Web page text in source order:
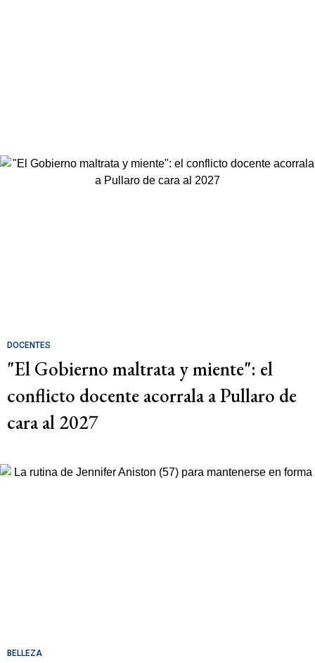
DOCENTES
"El Gobierno maltrata y miente": el
conflicto docente acorrala a Pullaro de
cara al 2027
BELLEZA